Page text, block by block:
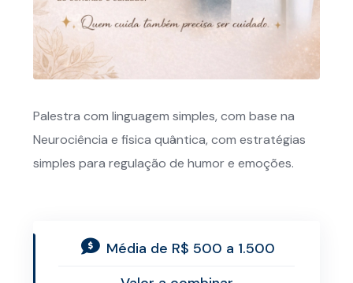
Palestra com linguagem simples, com base na
Neurociência e fisica quântica, com estratégias
simples para regulação de humor e emoções.
Média de R$ 500 a 1.500